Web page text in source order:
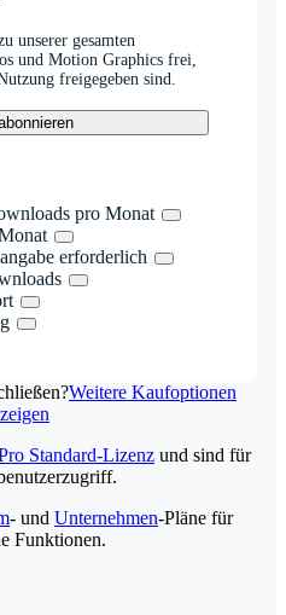
unserer gesamten
und Motion Graphics frei,
freigegeben sind.
pro Monat
erforderlich
Weitere Kaufoptionen
Standard-Lizenz und sind für
- und Unternehmen-Pläne für
Funktionen.